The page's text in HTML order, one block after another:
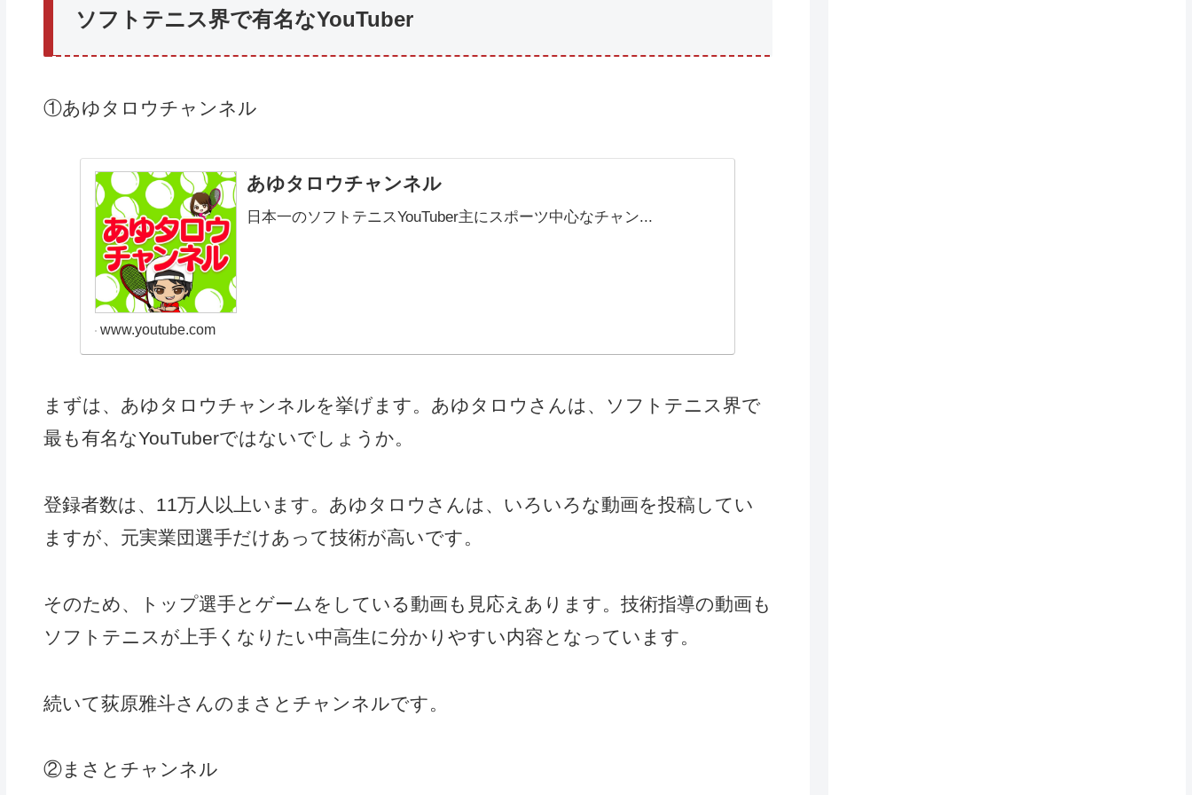
ソフトテニス界で有名なYouTuber
①あゆタロウチャンネル
あゆタロウチャンネル
日本一のソフトテニスYouTuber主にスポーツ中心なチャン...
www.youtube.com
まずは、あゆタロウチャンネルを挙げます。あゆタロウさんは、ソフトテニス界で
最も有名なYouTuberではないでしょうか。
登録者数は、11万人以上います。 あゆタロウさんは、いろいろな動画を投稿してい
ますが、元実業団選手だけあって技術が高いです。
そのため、トップ選手とゲームをしている動画も見応えあります。技術指導の動画も
ソフトテニスが上手くなりたい中高生に分かりやすい内容となっています。
続いて荻原雅斗さんのまさとチャンネルです。
②まさとチャンネル